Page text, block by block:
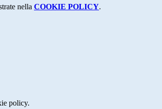
nella COOKIE POLICY.
policy.